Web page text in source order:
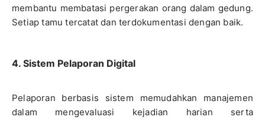
membantu membatasi pergerakan orang dalam gedung.
Setiap tamu tercatat dan terdokumentasi dengan baik.
4. Sistem Pelaporan Digital
Pelaporan berbasis sistem memudahkan manajemen
dalam mengevaluasi kejadian harian serta